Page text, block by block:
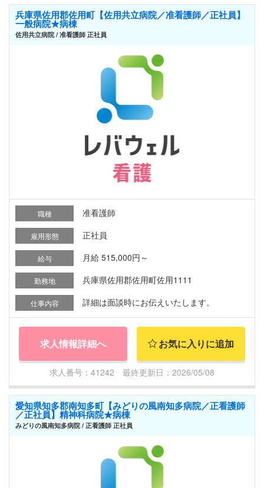
兵庫県佐用郡佐用町【佐用共立病院／准看護師／正社員】
一般病院★病棟
佐用共立病院 / 准看護師 正社員
職種 准看護師
雇用形態 正社員
給与 月給 515,000円～
勤務地 兵庫県佐用郡佐用町佐用1111
仕事内容 詳細は面談時にお伝えいたします。
求人情報詳細へ お気に入りに追加
求人番号：41242 最終更新日：2026/05/08
愛知県知多郡南知多町【みどりの風南知多病院／正看護師
／正社員】精神科病院★病棟
みどりの風南知多病院 / 正看護師 正社員